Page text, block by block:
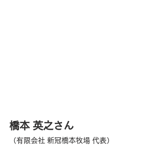
橋本 英之さん
（有限会社 新冠橋本牧場 代表）